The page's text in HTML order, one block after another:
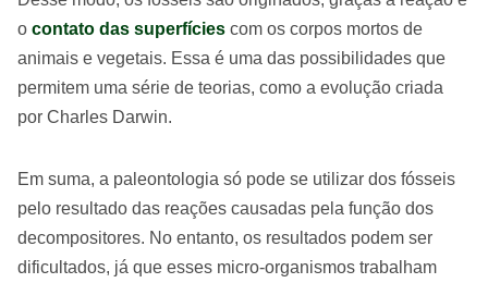
o contato das superfícies com os corpos mortos de
animais e vegetais. Essa é uma das possibilidades que
permitem uma série de teorias, como a evolução criada
por Charles Darwin.
Em suma, a paleontologia só pode se utilizar dos fósseis
pelo resultado das reações causadas pela função dos
decompositores. No entanto, os resultados podem ser
dificultados, já que esses micro-organismos trabalham